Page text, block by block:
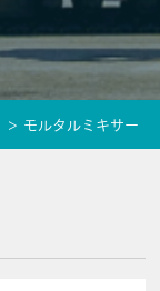
モルタルミキサー